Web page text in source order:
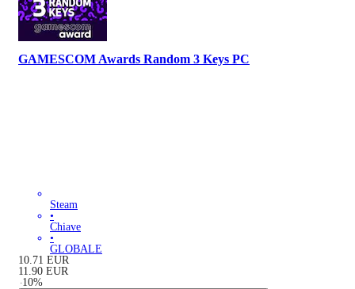
GAMESCOM Awards Random 3 Keys PC
Steam
•
Chiave
•
GLOBALE
10.71 EUR
11.90 EUR
-10%